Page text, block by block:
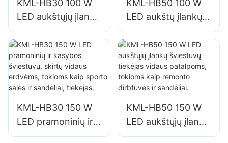
KML-HB30 100 W
LED aukštųjų įlankų
šviestuvų tiekėjas
vidaus patalpų
apšvietimui
gamyklose,
sandėliuose ir kt.
KML-HB50 100 W
LED aukštų įlankų
šviestuvų tiekėjas
vidaus patalpų
apšvietimui
gamyklose,
sandėliuose ir kt.
KML-HB30 150 W
LED pramoninių ir
kasybos šviestuvų,
KML-HB50 150 W
LED aukštųjų įlankų
šviestuvų tiekėjas